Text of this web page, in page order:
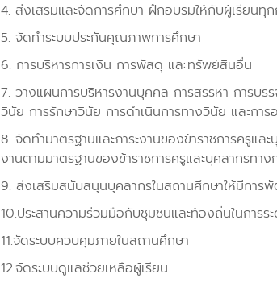
4. ส่งเสริมและจัดการศึกษา ฝึกอบรมให้กับผู้เรียนทุ
5. จัดทำระบบประกันคุณภาพการศึกษา
6. การบริหารการเงิน การพัสดุ และทรัพย์สินอื่น
7. วางแผนการบริหารงานบุคคล การสรรหา การบ
วินัย การรักษาวินัย การดำเนินการทางวินัย และการ
8. จัดทำมาตรฐานและภาระงานของข้าราชการครูแ
งานตามมาตรฐานของข้าราชการครูและบุคลากรทาง
9. ส่งเสริมสนับสนุนบุคลากรในสถานศึกษาให้มีการ
10.ประสานความร่วมมือกับชุมชนและท้องถิ่นในการ
11.จัดระบบควบคุมภายในสถานศึกษา
12.จัดระบบดูแลช่วยเหลือผู้เรียน